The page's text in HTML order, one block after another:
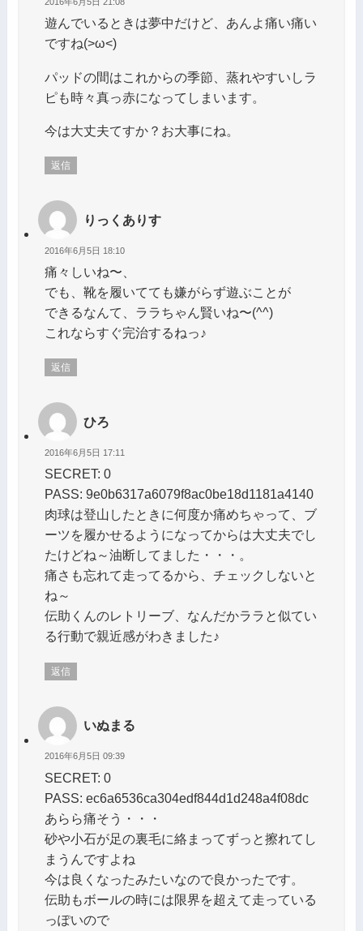
遊んでいるときは夢中だけど、あんよ痛い痛い
ですね(>ω<)
パッドの間はこれからの季節、蒸れやすいしラ
ピも時々真っ赤になってしまいます。
今は大丈夫てすか？お大事にね。
返信
りっくありす
2016年6月5日 18:10
痛々しいね〜、
でも、靴を履いてても嫌がらず遊ぶことが
できるなんて、ララちゃん賢いね〜(^^)
これならすぐ完治するねっ♪
返信
ひろ
2016年6月5日 17:11
SECRET: 0
PASS: 9e0b6317a6079f8ac0be18d1181a4140
肉球は登山したときに何度か痛めちゃって、ブ
ーツを履かせるようになってからは大丈夫でし
たけどね～油断してました・・・。
痛さも忘れて走ってるから、チェックしないと
ね～
伝助くんのレトリーブ、なんだかララと似てい
る行動で親近感がわきました♪
返信
いぬまる
2016年6月5日 09:39
SECRET: 0
PASS: ec6a6536ca304edf844d1d248a4f08dc
あらら痛そう・・・
砂や小石が足の裏毛に絡まってずっと擦れてし
まうんですよね
今は良くなったみたいなので良かったです。
伝助もボールの時には限界を超えて走っている
っぽいので